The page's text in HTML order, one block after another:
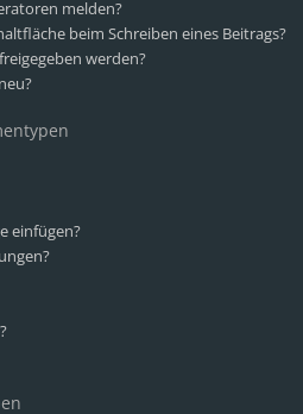
melden?
beim Schreiben eines Beitrags?
werden?
einfügen?